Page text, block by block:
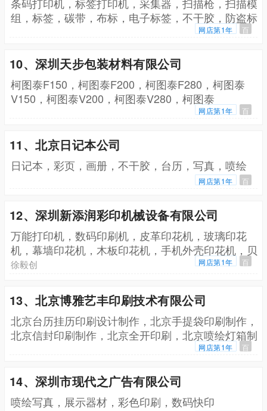
条码打印机，标签打印机，采集器，扫描枪，扫描模
组，标签，碳带，布标，电子标签，不干胶，防盗标
网店第1年 百
10、深圳天步包装材料有限公司
柯图泰F150，柯图泰F200，柯图泰F280，柯图泰
V150，柯图泰V200，柯图泰V280，柯图泰
EBG130，柯图泰EBG180，柯图泰EBG250，柯图
网店第1年 百
11、北京日记本公司
日记本，彩页，画册，不干胶，台历，写真，喷绘
网店第1年 百
12、深圳新添润彩印机械设备有限公司
万能打印机，数码印刷机，皮革印花机，玻璃印花
机，幕墙印花机，木板印花机，手机外壳印花机，贝
壳印花机，有机玻璃印花机，笔记本电脑外壳印花
徐毅创 网店第1年 百
13、北京博雅艺丰印刷技术有限公司
北京台历挂历印刷设计制作，北京手提袋印刷制作，
北京信封印刷制作，北京全开印刷，北京喷绘灯箱制
作，北京轮转印刷，北京丝网印刷，北京防伪印刷，
作，北京酒标印刷
网店第1年 百
14、深圳市现代之广告有限公司
喷绘写真，展示器材，彩色印刷，数码快印